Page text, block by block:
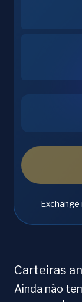
Exchange
Carteiras
Ainda não